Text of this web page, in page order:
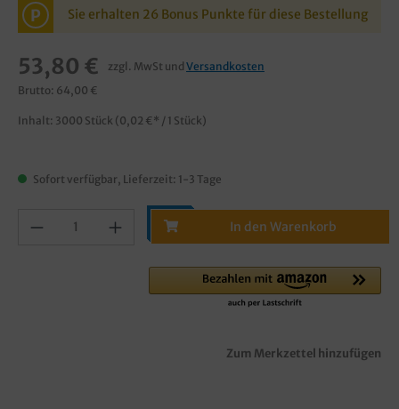
P Sie erhalten 26 Bonus Punkte für diese Bestellung
53,80 € zzgl. MwSt und Versandkosten
Brutto: 64,00 €
Inhalt: 3000 Stück (0,02 €* / 1 Stück)
Sofort verfügbar, Lieferzeit: 1-3 Tage
In den Warenkorb
Zum Merkzettel hinzufügen